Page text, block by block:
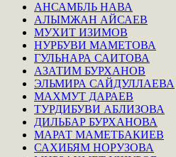
АНСАМБЛЬ НАВА
АЛЫМЖАН АЙСАЕВ
МУХИТ ИЗИМОВ
НУРБУВИ МАМЕТОВА
ГУЛЬНАРА САИТОВА
АЗАТИМ БУРХАНОВ
ЭЛЬМИРА САЙДУЛЛАЕВА
МАХМУТ ДАРАЕВ
ТУРДИБУВИ АБЛИЗОВА
ДИЛЬБАР БУРХАНОВА
МАРАТ МАМЕТБАКИЕВ
САХИБЯМ НОРУЗОВА